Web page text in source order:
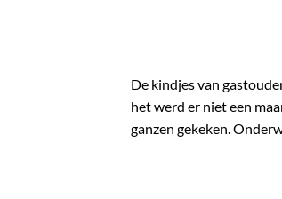
De kindjes van
het werd er niet een
ganzen gekeken.